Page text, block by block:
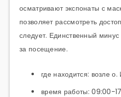
осматривают экспонаты с
позволяет рассмотреть
следует. Единственный
за посещение.
где находится: возле
время работы: 09:00-